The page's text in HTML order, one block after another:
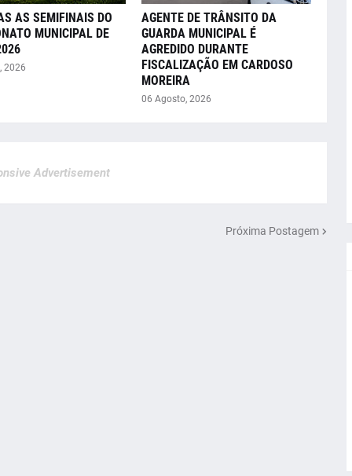
AS SEMIFINAIS DO
MUNICIPAL DE
2026
AGENTE DE TRÂNSITO DA
GUARDA MUNICIPAL É
AGREDIDO DURANTE
FISCALIZAÇÃO EM CARDOSO
MOREIRA
06 Agosto, 2026
Advertisement
Próxima Postagem